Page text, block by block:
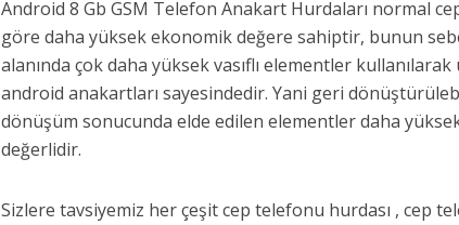
Android 8 Gb GSM Telefon Anakart Hurdaları normal
göre daha yüksek ekonomik değere sahiptir, bunun
alanında çok daha yüksek vasıflı elementler
android anakartları sayesindedir. Yani geri
dönüşüm sonucunda elde edilen elementler daha
değerlidir.
Sizlere tavsiyemiz her çeşit cep telefonu hurdası , cep